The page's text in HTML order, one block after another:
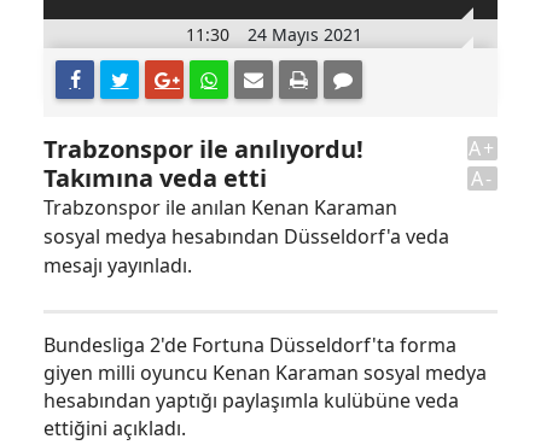
11:30 24 Mayıs 2021
Trabzonspor ile anılıyordu!
Takımına veda etti
Trabzonspor ile anılan Kenan Karaman
sosyal medya hesabından Düsseldorf'a veda
mesajı yayınladı.
A+
A-
Bundesliga 2'de Fortuna Düsseldorf'ta forma
giyen milli oyuncu Kenan Karaman sosyal medya
hesabından yaptığı paylaşımla kulübüne veda
ettiğini açıkladı.